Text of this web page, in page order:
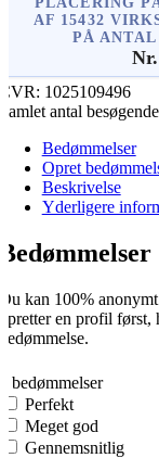
AF 15432
PÅ
1025109496
antal
Bedømmelser
Opret
Beskrivelse
Yderligere
kan 100%
en profil først,
bedømmelser
Perfekt
Meget god
Gennemsnitlig